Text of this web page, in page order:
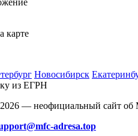
карте
Новосибирск
— неофициальный сайт об
adresa.top